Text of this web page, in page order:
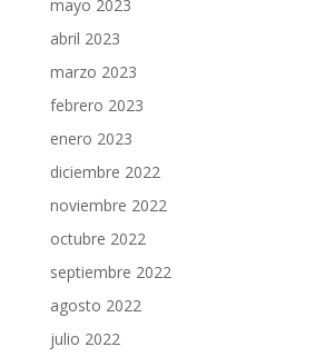
mayo 2023
abril 2023
marzo 2023
febrero 2023
enero 2023
diciembre 2022
noviembre 2022
octubre 2022
septiembre 2022
agosto 2022
julio 2022